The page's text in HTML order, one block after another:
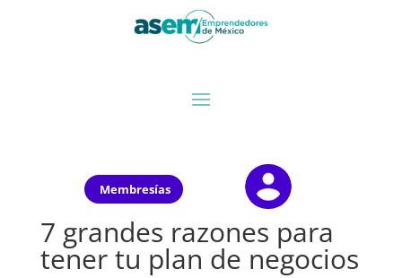
Membresías
7 grandes razones para
tener tu plan de negocios